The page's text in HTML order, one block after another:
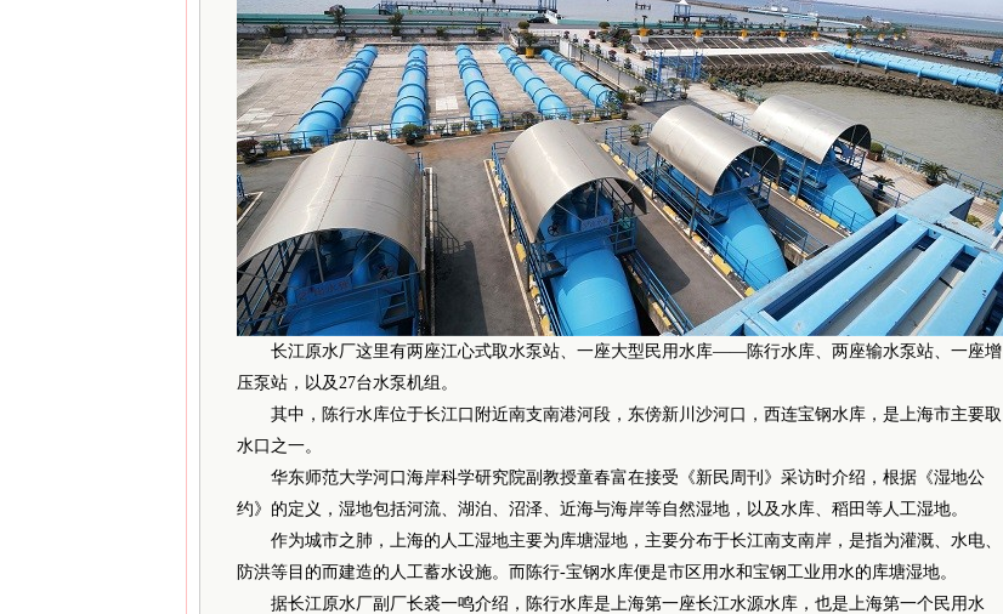
长江原水厂这里有两座江心式取水泵站、一座大型民用水库——陈行水库、两座输水泵站、一座增
压泵站，以及27台水泵机组。
其中，陈行水库位于长江口附近南支南港河段，东傍新川沙河口，西连宝钢水库，是上海市主要取
水口之一。
华东师范大学河口海岸科学研究院副教授童春富在接受《新民周刊》采访时介绍，根据《湿地公
约》的定义，湿地包括河流、湖泊、沼泽、近海与海岸等自然湿地，以及水库、稻田等人工湿地。
作为城市之肺，上海的人工湿地主要为库塘湿地，主要分布于长江南支南岸，是指为灌溉、水电、
防洪等目的而建造的人工蓄水设施。而陈行-宝钢水库便是市区用水和宝钢工业用水的库塘湿地。
据长江原水厂副厂长裘一鸣介绍，陈行水库是上海第一座长江水源水库，也是上海第一个民用水